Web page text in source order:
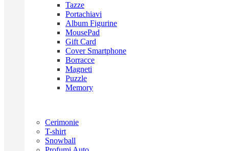
Tazze
Portachiavi
Album Figurine
MousePad
Gift Card
Cover Smartphone
Borracce
Magneti
Puzzle
Memory
Cerimonie
T-shirt
Snowball